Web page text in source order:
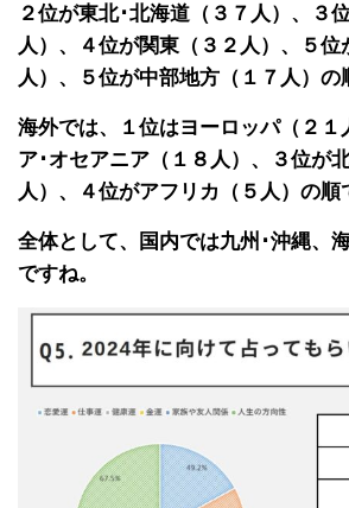
２位が東北･北海道（３７人）、３
人）、４位が関東（３２人）、５位
人）、５位が中部地方（１７人）の
海外では、１位はヨーロッパ（２１
ア･オセアニア（１８人）、３位が
人）、４位がアフリカ（５人）の順
全体として、国内では九州･沖縄、
ですね。